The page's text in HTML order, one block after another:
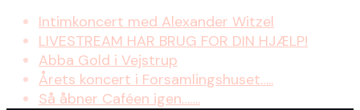
Intimkoncert med Alexander Witzel
LIVESTREAM HAR BRUG FOR DIN HJÆLP!
Abba Gold i Vejstrup
Årets koncert i Forsamlingshuset…..
Så åbner Caféen igen…….